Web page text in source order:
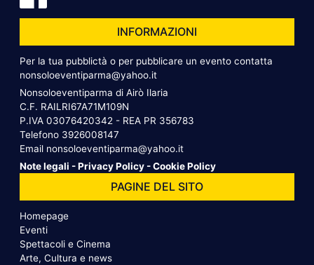
INFORMAZIONI
Per la tua pubblictà o per pubblicare un evento contatta
nonsoloeventiparma@yahoo.it
Nonsoloeventiparma di Airò Ilaria
C.F. RAILRI67A71M109N
P.IVA 03076420342 - REA PR 356783
Telefono 3926008147
Email nonsoloeventiparma@yahoo.it
Note legali -Privacy Policy -Cookie Policy
PAGINE DEL SITO
Homepage
Eventi
Spettacoli e Cinema
Arte, Cultura e news